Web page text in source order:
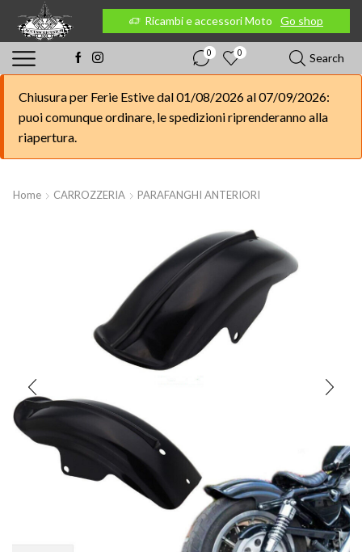
Go shop Ricambi e accessori Moto Go shop
0 0 Search
Chiusura per Ferie Estive dal 01/08/2026 al 07/09/2026:
puoi comunque ordinare, le spedizioni riprenderanno alla
riapertura.
Home CARROZZERIA PARAFANGHI ANTERIORI